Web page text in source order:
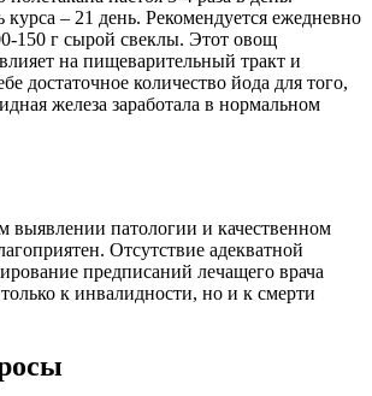
курса – 21 день. Рекомендуется ежедневно
150 г сырой свеклы. Этот овощ
на пищеварительный тракт и
достаточное количество йода для того,
железа заработала в нормальном
выявлении патологии и качественном
Отсутствие адекватной
предписаний лечащего врача
к инвалидности, но и к смерти